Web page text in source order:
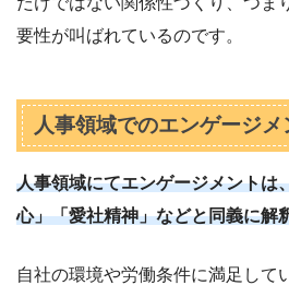
要性が叫ばれているのです。
人事領域でのエンゲージメ
人事領域にてエンゲージメントは
心」「愛社精神」などと同義に解
自社の環境や労働条件に満足して